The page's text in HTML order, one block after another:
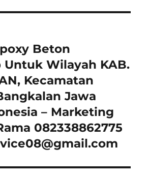
Beton
Untuk Wilayah KAB.
Kecamatan
Jawa
– Marketing
082338862775